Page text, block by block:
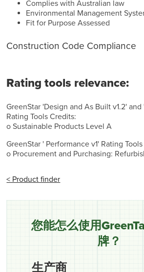
Complies with Australian law
Environmental Management
Fit for Purpose Assessed
Construction Code Compliance
Rating tools relevance:
GreenStar 'Design and As Built v1.2' and
Rating Tools Credits:
o Sustainable Products Level A
GreenStar ' Performance v1' Rating
o Procurement and Purchasing:
< Product finder
您能怎么使用
牌？
生产商